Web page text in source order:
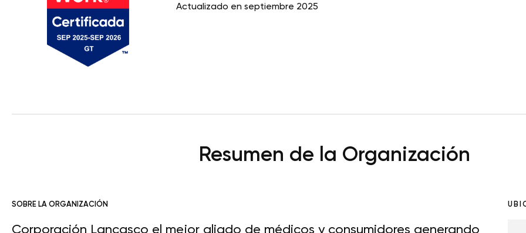
Actualizado en septiembre 2025
Resumen de la Organización
SOBRE LA ORGANIZACIÓN
Corporación Lancasco el mejor aliado de médicos y consumidores generando